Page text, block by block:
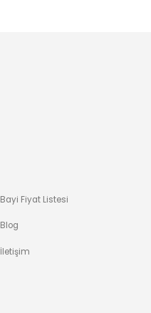
Bayi Fiyat Listesi
Blog
İletişim